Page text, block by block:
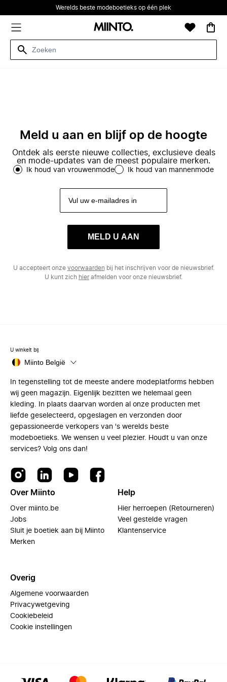
Werelds beste modeboetieks op één plek
Meld u aan en blijf op de hoogte
Ontdek als eerste nieuwe collecties, exclusieve deals
en mode-updates van de meest populaire merken.
Ik houd van vrouwenmode Ik houd van mannenmode
MELD U AAN
U accepteert onze voorwaarden bij het inschrijven voor de nieuwsbrief.
U kunt zich hierafmelden voor onze nieuwsbrief.
U winkelt bij
Miinto België
In tegenstelling tot de meeste andere modeplatforms hebben
wij geen magazijn. Eigenlijk bezitten we helemaal geen
kleding. In plaats daarvan worden al onze producten met
liefde geselecteerd, opgeslagen en verzonden door
gepassioneerde verkopers van 's werelds beste
modeboetieks. We wensen u veel plezier. Houdt u van onze
services? Volg ons dan!
Over Miinto
Over miinto.be
Jobs
Sluit je boetiek aan bij Miinto
Merken
Help
Hier herroepen (Retourneren)
Veel gestelde vragen
Klantenservice
Overig
Algemene voorwaarden
Privacywetgeving
Cookiebeleid
Cookie instellingen